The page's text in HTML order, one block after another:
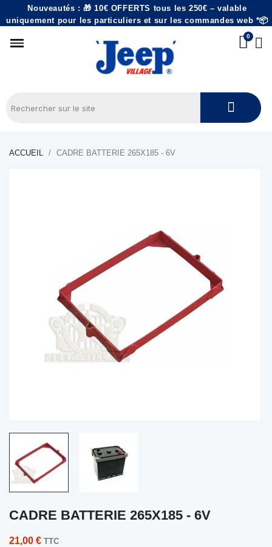
Nouveautés : 🎁 10€ OFFERTS tous les 250€ – valable
uniquement pour les particuliers et sur les commandes web *📦
ACCUEIL CADRE BATTERIE 265X185 - 6V
CADRE BATTERIE 265X185 - 6V
21,00 € TTC